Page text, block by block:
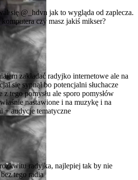
się @_hdvn jak to wygląda od zaplecza.
czy masz jakiś mikser?
zakładać radyjko internetowe ale na
się sypnął bo potencjalni słuchacze
tego pomysłu ale sporo pomysłów
nastawione i na muzykę i na
+ audycje tematyczne
radyjka, najlepiej tak by nie
tego radia